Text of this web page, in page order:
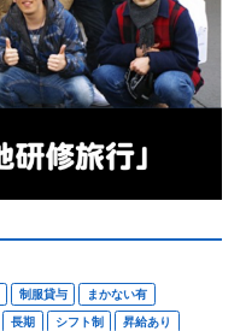
制服貸与
まかない有
長期 シフト制
昇給あり